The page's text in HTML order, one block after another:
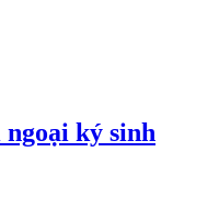
ký sinh